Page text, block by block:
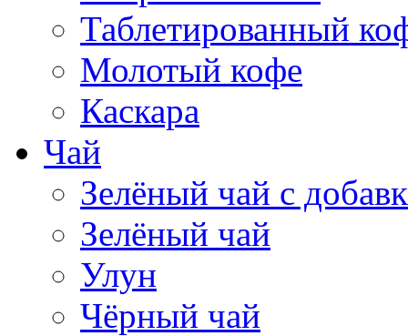
Таблетированный
Молотый кофе
Каскара
Чай
Зелёный чай с
Зелёный чай
Улун
Чёрный чай